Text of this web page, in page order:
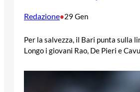
Redazione•29 Gen
Per la salvezza, il Bari punta sulla
Longo i giovani Rao, De Pieri e